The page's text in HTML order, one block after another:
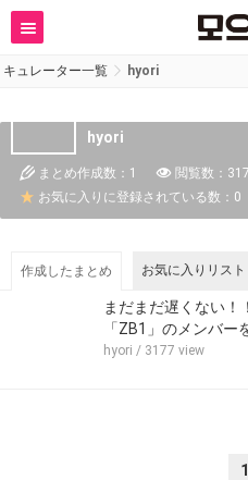
キュレーター一覧 hyori
hyori
まとめ作成数：1
閲覧数：
お気に入りに登録されている数：0
作成したまとめ お気に入りリスト
まだまだ遅くない！
「ZB1」のメンバ
hyori / 3177 view
1